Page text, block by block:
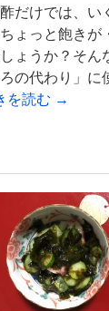
だけでは、い
ょっと飽きが
ょうか？そん
の代わり」に
を読む →